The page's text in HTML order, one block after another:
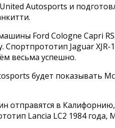
Autosports и
Ford Cologne Capri
Jaguar
весьма успешно.
будет показывать
отправятся в
Lancia LC2 1984